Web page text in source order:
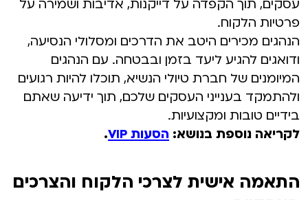
עסקים, תוך הקפדה על דייקנות, אדיבות ושמירה על
פרטיות הלקוח.
הנהגים מכירים היטב את הדרכים ומסלולי הנסיעה,
ודואגים להגיע ליעד בזמן ובבטחה. עם הנהגים
המיומנים של חברת טיולי הנשיא, תוכלו להיות רגועים
ולהתמקד בענייני העסקים שלכם, תוך ידיעה שאתם
בידיים טובות ומקצועיות.
לקריאה נוספת בנושא: הסעות VIP .
התאמה אישית לצרכי הלקוח והצרכים